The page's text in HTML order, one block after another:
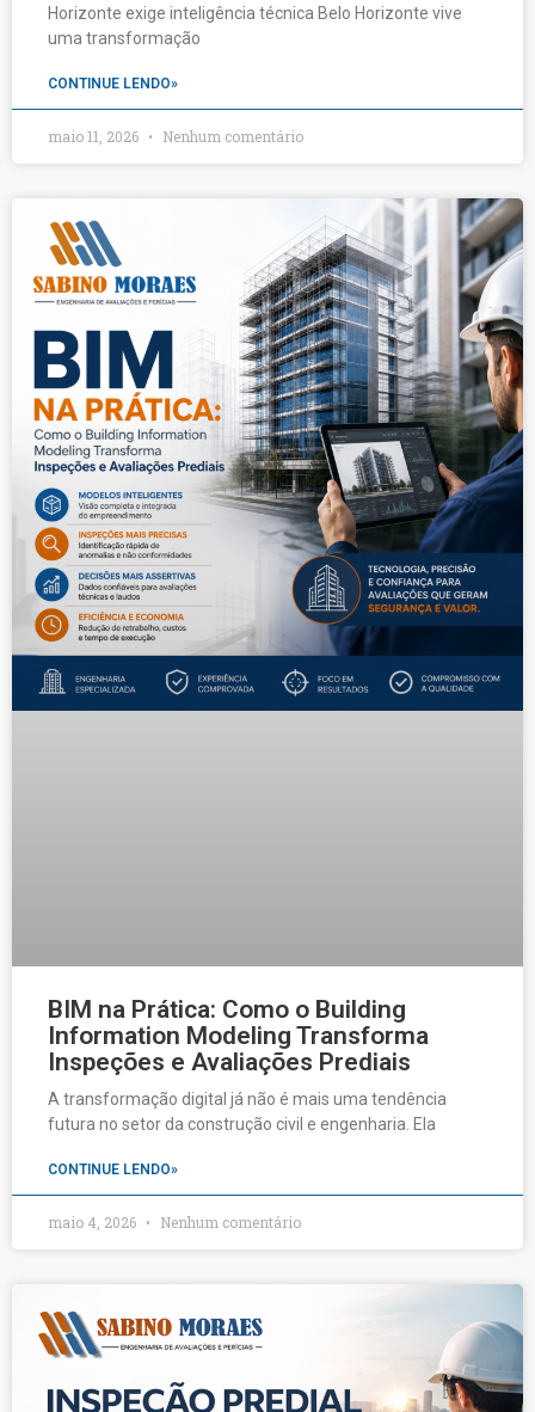
Horizonte exige inteligência técnica Belo Horizonte vive
uma transformação
CONTINUE LENDO»
maio 11, 2026 Nenhum comentário
BIM na Prática: Como o Building
Information Modeling Transforma
Inspeções e Avaliações Prediais
A transformação digital já não é mais uma tendência
futura no setor da construção civil e engenharia. Ela
CONTINUE LENDO»
maio 4, 2026 Nenhum comentário